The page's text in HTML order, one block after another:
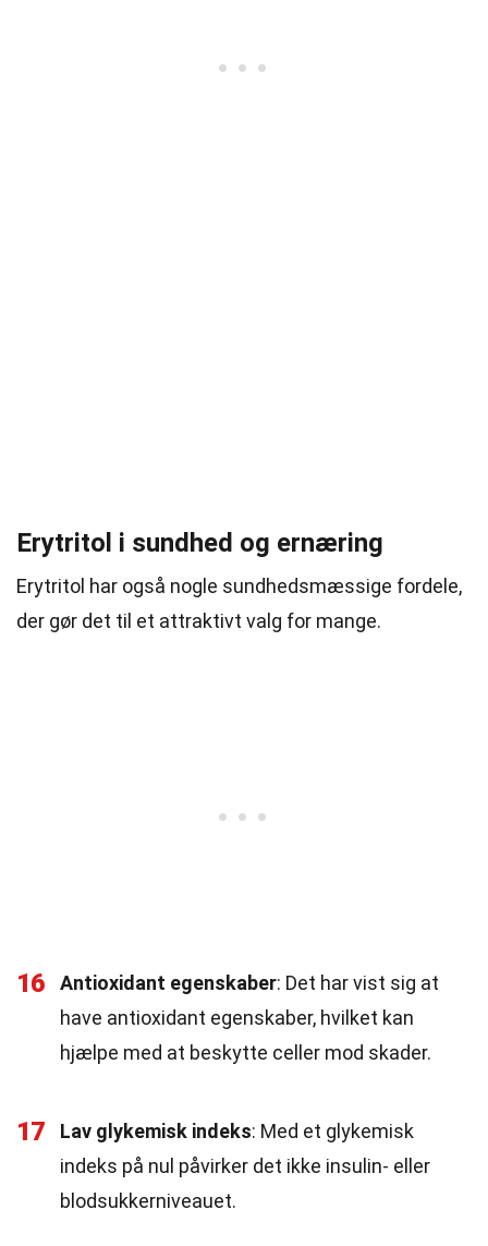
Erytritol i sundhed og ernæring
Erytritol har også nogle sundhedsmæssige fordele,
der gør det til et attraktivt valg for mange.
16 Antioxidant egenskaber: Det har vist sig at
have antioxidant egenskaber, hvilket kan
hjælpe med at beskytte celler mod skader.
17 Lav glykemisk indeks: Med et glykemisk
indeks på nul påvirker det ikke insulin- eller
blodsukkerniveauet.